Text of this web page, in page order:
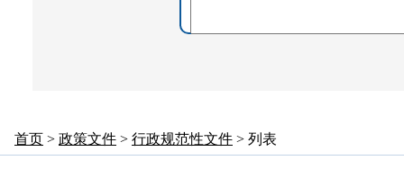
首页 > 政策文件 > 行政规范性文件 > 列表